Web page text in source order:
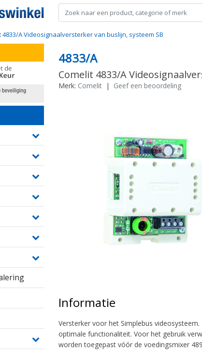
4833/A Videosignaalversterker van buslijn, systeem SB
4833/A
Comelit 4833/A
Merk: Comelit | Geef een beoordeling
Informatie
Versterker voor het Simplebus
optimale functionaliteit. Voor het gebruik
worden toegepast vóór de voedingsmixer